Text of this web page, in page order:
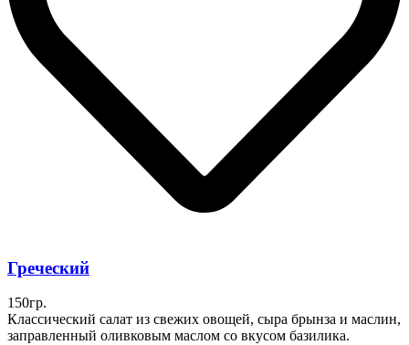
Греческий
150гр.
Классический салат из свежих овощей, сыра брынза и маслин,
заправленный оливковым маслом со вкусом базилика.